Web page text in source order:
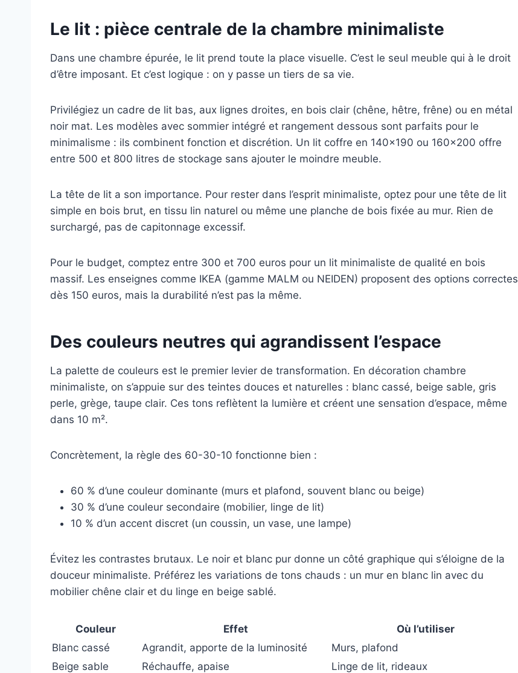
Le lit : pièce centrale de la chambre minimaliste
Dans une chambre épurée, le lit prend toute la place visuelle. C’est le seul meuble qui à le droit
d’être imposant. Et c’est logique : on y passe un tiers de sa vie.
Privilégiez un cadre de lit bas, aux lignes droites, en bois clair (chêne, hêtre, frêne) ou en métal
noir mat. Les modèles avec sommier intégré et rangement dessous sont parfaits pour le
minimalisme : ils combinent fonction et discrétion. Un lit coffre en 140×190 ou 160×200 offre
entre 500 et 800 litres de stockage sans ajouter le moindre meuble.
La tête de lit a son importance. Pour rester dans l’esprit minimaliste, optez pour une tête de lit
simple en bois brut, en tissu lin naturel ou même une planche de bois fixée au mur. Rien de
surchargé, pas de capitonnage excessif.
Pour le budget, comptez entre 300 et 700 euros pour un lit minimaliste de qualité en bois
massif. Les enseignes comme IKEA (gamme MALM ou NEIDEN) proposent des options correctes
dès 150 euros, mais la durabilité n’est pas la même.
Des couleurs neutres qui agrandissent l’espace
La palette de couleurs est le premier levier de transformation. En décoration chambre
minimaliste, on s’appuie sur des teintes douces et naturelles : blanc cassé, beige sable, gris
perle, grège, taupe clair. Ces tons reflètent la lumière et créent une sensation d’espace, même
dans 10 m².
Concrètement, la règle des 60-30-10 fonctionne bien :
60 % d’une couleur dominante (murs et plafond, souvent blanc ou beige)
30 % d’une couleur secondaire (mobilier, linge de lit)
10 % d’un accent discret (un coussin, un vase, une lampe)
Évitez les contrastes brutaux. Le noir et blanc pur donne un côté graphique qui s’éloigne de la
douceur minimaliste. Préférez les variations de tons chauds : un mur en blanc lin avec du
mobilier chêne clair et du linge en beige sablé.
Couleur Effet
Où l’utiliser
Blanc cassé
Agrandit, apporte de la luminosité
Murs, plafond
Beige sable
Réchauffe, apaise
Linge de lit, rideaux